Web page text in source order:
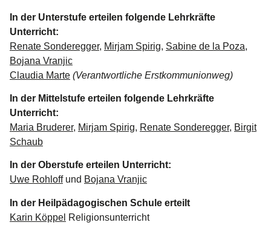
In der Unterstufe erteilen folgende Lehrkräfte
Unterricht:
Renate Sonderegger, Mirjam Spirig, Sabine de la Poza,
Bojana Vranjic
Claudia Marte (Verantwortliche Erstkommunionweg)
In der Mittelstufe erteilen folgende Lehrkräfte
Unterricht:
Maria Bruderer, Mirjam Spirig, Renate Sonderegger, Birgit
Schaub
In der Oberstufe erteilen Unterricht:
Uwe Rohloffund Bojana Vranjic
In der Heilpädagogischen Schule erteilt
Karin Köppel Religionsunterricht